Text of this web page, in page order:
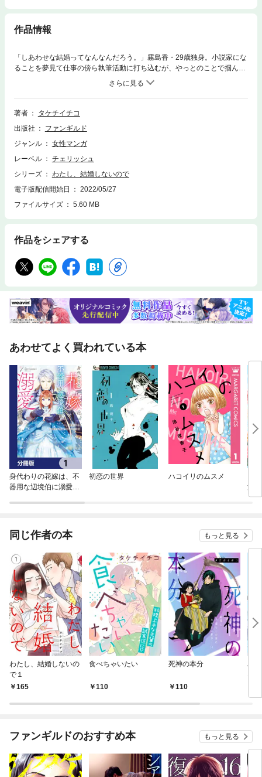
作品情報
「しあわせな結婚ってなんなんだろう。」霧島香・29歳独身。小説家にな
ることを夢見て仕事の傍ら執筆活動に打ち込むが、やっとのことで掴んだ
仕事の内容はずばり“しあわせな結婚”。結婚に魅力を感じない自分とは世
界一縁遠いネタに、頭を悩ます日々を送っていた。そんななか偶然にも
「結婚したい！」と切望する男・モロボシに出会う。お互いの結婚観を語
るうちに、深い仲になっていく二人。しかし香の結婚への想いは苦しく悲
えとは――！？
著者
タケチイチコ
出版社
ファンギルド
ジャンル
女性マンガ
レーベル
チェリッシュ
シリーズ
わたし、結婚しないので
電子版配信開始日
2022/05/27
ファイルサイズ
5.60 MB
作品をシェアする
あわせてよく買われている本
身代わりの花嫁は、不
器用な辺境伯に溺愛さ
初恋の世界 ハコイリのムスメ
況
い
同じ作者の本 もっと見る
わたし、結婚しないの
で１
165
食べちゃいたい
110
死神の本分
110
ハ
な
ファンギルドのおすすめ本 もっと見る